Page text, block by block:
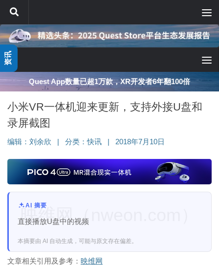
跳至内容
Quest App数量已超1万款，XR开发者6年翻100倍
小米VR一体机迎来更新，支持外接U盘和
录屏截图
编辑： 刘余欣 分类：快讯 2018年7月10日
AI 摘要
直接播放U盘中的视频
本摘要由 AI 自动生成，可能与原文存在偏差。
文章相关引用及参考： 映维网
映维网（nweon.com）
资讯